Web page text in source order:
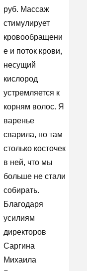
руб. Массаж
стимулирует
кровообращени
е и поток крови,
несущий
кислород
устремляется к
корням волос. Я
варенье
сварила, но там
столько косточек
в ней, что мы
больше не стали
собирать.
Благодаря
усилиям
директоров
Саргина
Михаила